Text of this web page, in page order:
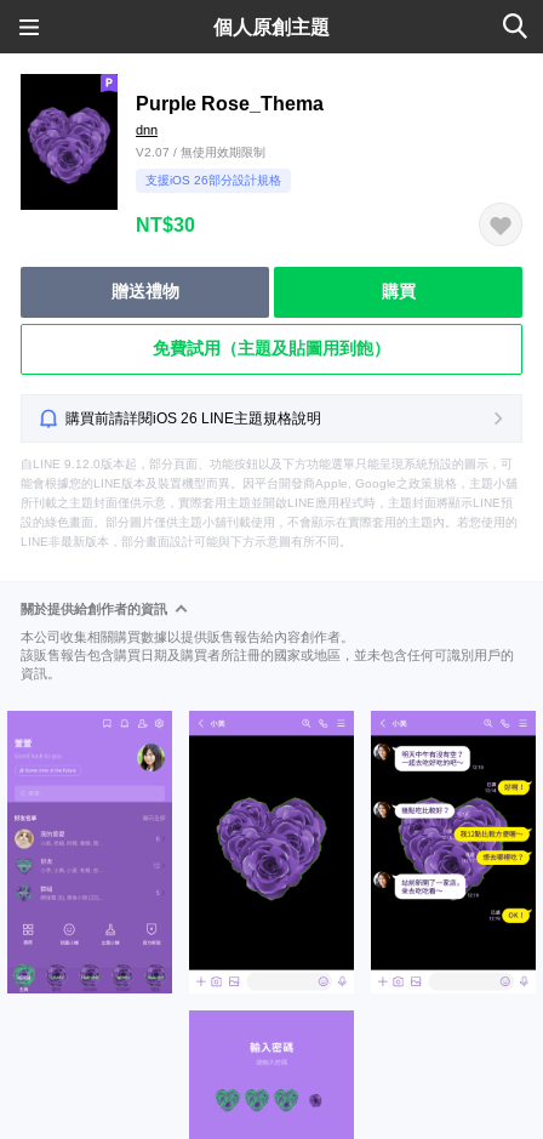
個人原創主題
Purple Rose_Thema
dnn
V2.07 / 無使用效期限制
支援iOS 26部分設計規格
NT$30
贈送禮物 購買
免費試用（主題及貼圖用到飽）
購買前請詳閱iOS 26 LINE主題規格說明
自LINE 9.12.0版本起，部分頁面、功能按鈕以及下方功能選單只能呈現系統預設的圖示，可
能會根據您的LINE版本及裝置機型而異。因平台開發商Apple, Google之政策規格，主題小舖
所刊載之主題封面僅供示意，實際套用主題並開啟LINE應用程式時，主題封面將顯示LINE預
設的綠色畫面。部分圖片僅供主題小舖刊載使用，不會顯示在實際套用的主題內。若您使用的
LINE非最新版本，部分畫面設計可能與下方示意圖有所不同。
關於提供給創作者的資訊
本公司收集相關購買數據以提供販售報告給內容創作者。
該販售報告包含購買日期及購買者所註冊的國家或地區，並未包含任何可識別用戶的
資訊。